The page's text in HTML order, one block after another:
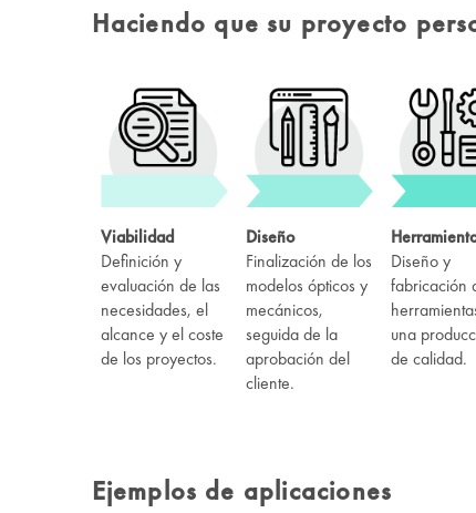
Haciendo que su proyecto
Viabilidad
Definición y
evaluación de las
necesidades, el
alcance y el coste
de los proyectos.
Diseño
Finalización de los
modelos ópticos y
mecánicos,
seguida de la
aprobación del
cliente.
Diseño y
fabricación
una
de calidad.
Ejemplos de aplicaciones